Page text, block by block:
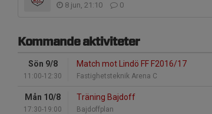
8 jun, 21:10 0
Kommande aktiviteter
Sön 9/8
11:00-12:30
Match mot Lindö FF F2016/17
Fastighetsteknik Arena C
Mån 10/8
17:30-19:00
Träning Bajdoff
Bajdoffplan